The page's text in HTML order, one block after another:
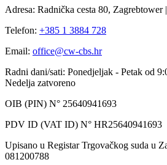
Adresa: Radnička cesta 80, Zagrebtower
Telefon: +385 1 3884 728
Email: office@cw-cbs.hr
Radni dani/sati: Ponedjeljak - Petak od
Nedelja zatvoreno
OIB (PIN) N° 25640941693
PDV ID (VAT ID) N° HR25640941693
Upisano u Registar Trgovačkog suda u
081200788